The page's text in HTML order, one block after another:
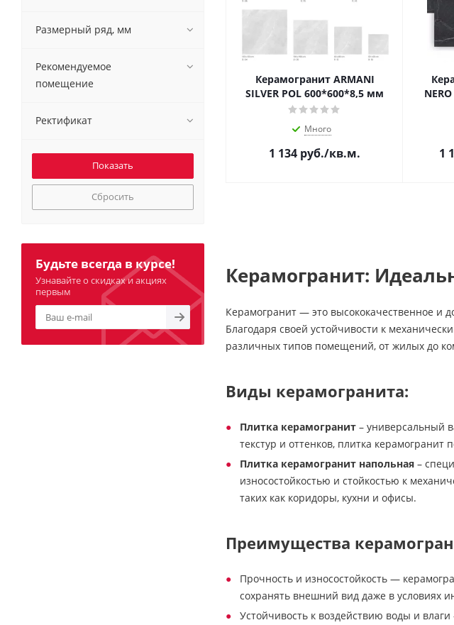
Керамогранит ARMANI
SILVER POL 600*600*8,5 мм
Много
1 134 руб./кв.м. 1
Керамогранит:
Керамогранит — это высококачественное и
Благодаря своей устойчивости к
различных типов помещений, от жилых до
Виды керамогранита:
Плитка керамогранит – универсальный
текстур и оттенков, плитка
Плитка керамогранит напольная –
износостойкостью и стойкостью к
таких как коридоры, кухни и офисы.
Преимущества
Прочность и износостойкость —
сохранять внешний вид даже в условиях
Устойчивость к воздействию воды и
Размерный ряд, мм
Рекомендуемое
помещение
Ректификат
Сбросить
Будьте всегда в курсе!
Узнавайте о скидках и акциях
первым